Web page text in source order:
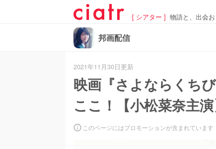
[ シアター ] 物語と、出会お
邦画配信
2021年11月30日更新
映画『さよならくち
ここ！【小松菜奈主演
このページにはプロモーションが含まれています